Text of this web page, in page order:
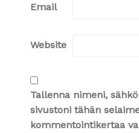
Email
Website
Tallenna nimeni,
sivustoni tähän
kommentointikertaa